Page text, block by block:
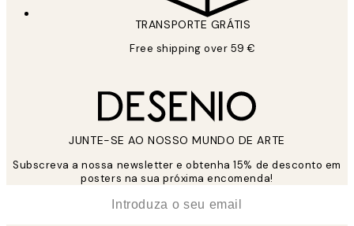
TRANSPORTE GRÁTIS
Free shipping over 59 €
JUNTE-SE AO NOSSO MUNDO DE ARTE
Subscreva a nossa newsletter e obtenha 15% de desconto em
posters na sua próxima encomenda!